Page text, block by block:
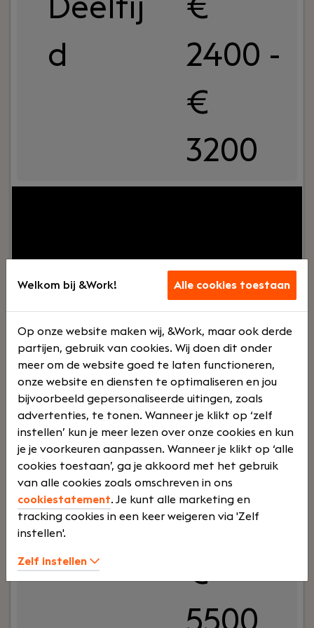
Deeltij
d
€
2400 -
€
3200
korte lijnen en een praktische aanpak: niet lullen,
maar poetsen.We zitten vol in de groei en hebben
bouwen aan de volgende fase van ons bedrijf. Zie
jij jezelf terug en wil je als Junior
Salarisadministrateur de eerste stappen zetten in
dit prachtige vak!
Lees verder>
Salarisadviseur
VSH Salarisverwerking & Advies
Almere
Deeltij
d
€
4200 -
€
Welkom bij &Work! Alle cookies toestaan
Op onze website maken wij, &Work, maar ook derde
partijen, gebruik van cookies. Wij doen dit onder
meer om de website goed te laten functioneren,
onze website en diensten te optimaliseren en jou
bijvoorbeeld gepersonaliseerde uitingen, zoals
advertenties, te tonen. Wanneer je klikt op ‘zelf
instellen’ kun je meer lezen over onze cookies en kun
je je voorkeuren aanpassen. Wanneer je klikt op ‘alle
cookies toestaan’, ga je akkoord met het gebruik
van alle cookies zoals omschreven in ons
cookiestatement. Je kunt alle marketing en
tracking cookies in een keer weigeren via 'Zelf
instellen'.
Zelf instellen